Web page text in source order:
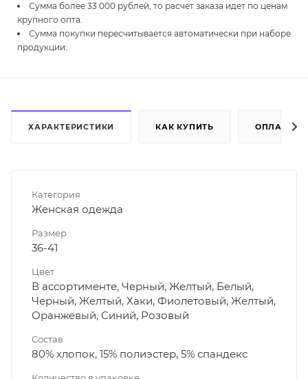
Сумма более 33 000 рублей, то расчет заказа идет по ценам
крупного опта.
Сумма покупки пересчитывается автоматически при наборе
продукции.
ХАРАКТЕРИСТИКИ КАК КУПИТЬ ОПЛАТА
Категория
Женская одежда
Размер
36-41
Цвет
В ассортименте, Черный, Желтый, Белый,
Черный, Желтый, Хаки, Фиолетовый, Желтый,
Оранжевый, Синий, Розовый
Состав
80% хлопок, 15% полиэстер, 5% спандекс